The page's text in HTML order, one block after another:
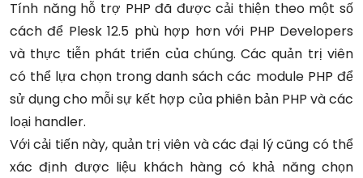
Tính năng hỗ trợ PHP đã được cải thiện theo một số
cách để Plesk 12.5 phù hợp hơn với PHP Developers
và thực tiễn phát triển của chúng. Các quản trị viên
có thể lựa chọn trong danh sách các module PHP để
sử dụng cho mỗi sự kết hợp của phiên bản PHP và các
loại handler.
Với cải tiến này, quản trị viên và các đại lý cũng có thể
xác định được liệu khách hàng có khả năng chọn